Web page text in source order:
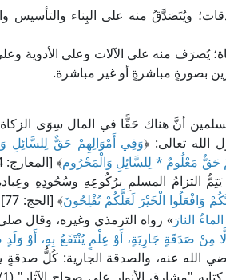
ويُتَصَدَّقُ منه على البِناء والتأسيس
يُصرَف منه على الآلات وعلى الأدوية
بصورةٍ مباشرةٍ أو غير مباشرة.
أنَّ هناك حَقًّا في المال سِوَى
الله تعالى: ﴿وَفِي أَمْوَالِهِمْ حَقٌّ لِلسَّائِلِ
حَقٌّ مَعْلُومٌ * لِلسَّائِلِ وَالْمَحْرُوم
التزامُ المسلمِ برُكُوعِهِ وسُجُودِهِ
وَافْعَلُوا الْخَيْرَ لَعَلَّكُمْ تُفْلِحُونَ﴾ [الحج: 77]، وقال صلى الله عليه وآله وسلم: «
النارَ» رواه الترمذي وغيره، وقال
مِنْ صَدَقَةٍ جَارِيَةٍ، أَوْ عِلْمٍ يُنْتَفَعُ بِهِ، أَوْ
الله عنه، والصدقة الجارية: كُلُّ صدقةٍ